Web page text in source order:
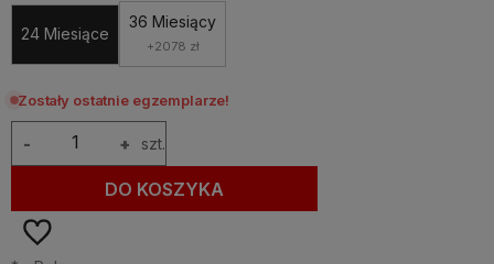
24 Miesiące
36 Miesiący
+2078 zł
Zostały ostatnie egzemplarze!
+
- szt.
DO KOSZYKA